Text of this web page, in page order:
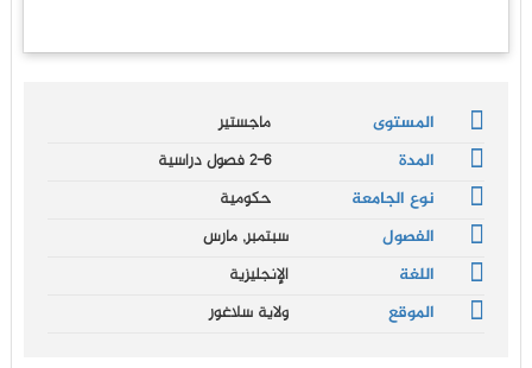
المستوى
ماجستير
المدة
2-6 فصول دراسية
نوع الجامعة
حكومية
الفصول
سبتمبر, مارس
اللغة
الإنجليزية
الموقع
ولاية سلاغور